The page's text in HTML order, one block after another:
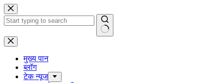
Skip
to
content
No
results
मुख्य पान
ब्लॉग
टेक न्यूज